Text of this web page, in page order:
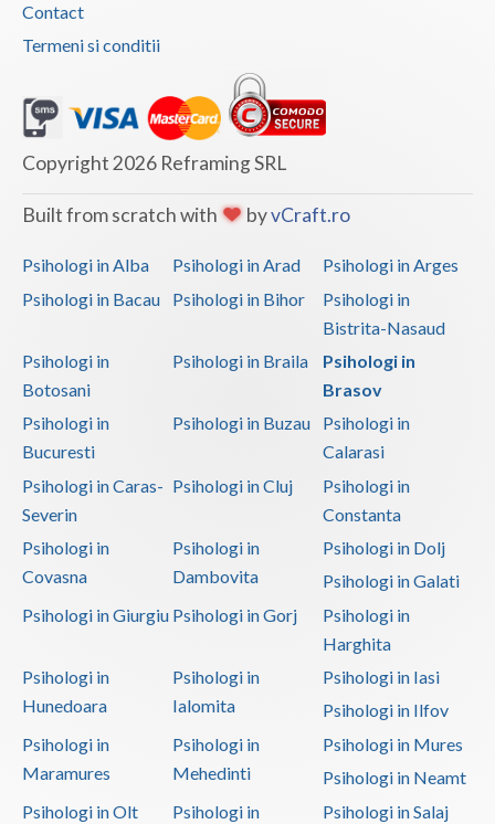
Contact
Termeni si conditii
Copyright 2026 Reframing SRL
Built from scratch with byvCraft.ro
Psihologi in Alba Psihologi in Arad
Psihologi in Arges
Psihologi in Bacau
Psihologi in Bihor
Psihologi in
Bistrita-Nasaud
Psihologi in
Botosani
Psihologi in Braila
Psihologi in
Brasov
Psihologi in
Bucuresti
Psihologi in Buzau
Psihologi in
Calarasi
Psihologi in Caras-
Severin
Psihologi in Cluj
Psihologi in
Constanta
Psihologi in
Covasna
Psihologi in
Dambovita
Psihologi in Dolj
Psihologi in Galati
Psihologi in Giurgiu Psihologi in Gorj
Psihologi in
Harghita
Psihologi in
Hunedoara
Psihologi in
Ialomita
Psihologi in Iasi
Psihologi in Ilfov
Psihologi in
Maramures
Psihologi in
Mehedinti
Psihologi in Mures
Psihologi in Neamt
Psihologi in Olt
Psihologi in Psihologi in Salaj